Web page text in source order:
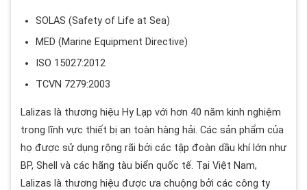
SOLAS (Safety of Life at Sea)
MED (Marine Equipment Directive)
ISO 15027:2012
TCVN 7279:2003
Lalizas là thương hiệu Hy Lạp với hơn 40 năm kinh nghiệm
trong lĩnh vực thiết bị an toàn hàng hải. Các sản phẩm của
họ được sử dụng rộng rãi bởi các tập đoàn dầu khí lớn như
BP, Shell và các hãng tàu biển quốc tế. Tại Việt Nam,
Lalizas là thương hiệu được ưa chuộng bởi các công ty